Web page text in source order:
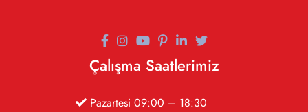
Çalışma Saatlerimiz
Pazartesi 09:00 – 18:30